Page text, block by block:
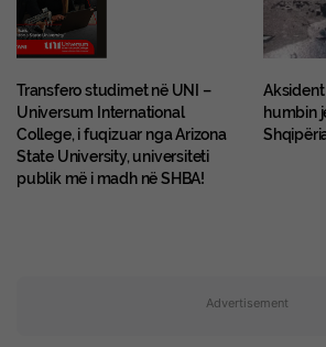
Transfero studimet në UNI –
Universum International
College, i fuqizuar nga Arizona
State University, universiteti
publik më i madh në SHBA!
Aksident
humbin
Advertisement